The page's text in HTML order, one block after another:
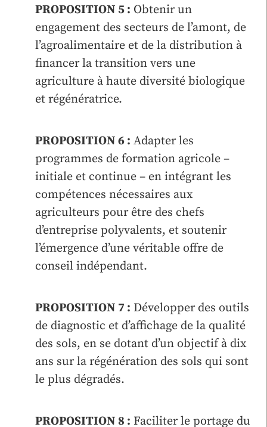
PROPOSITION 5 : Obtenir un
engagement des secteurs de l’amont, de
l’agroalimentaire et de la distribution à
financer la transition vers une
agriculture à haute diversité biologique
et régénératrice.
PROPOSITION 6 : Adapter les
programmes de formation agricole –
initiale et continue – en intégrant les
compétences nécessaires aux
agriculteurs pour être des chefs
d’entreprise polyvalents, et soutenir
l’émergence d’une véritable offre de
conseil indépendant.
PROPOSITION 7 : Développer des outils
de diagnostic et d’affichage de la qualité
des sols, en se dotant d’un objectif à dix
ans sur la régénération des sols qui sont
le plus dégradés.
PROPOSITION 8 : Faciliter le portage du